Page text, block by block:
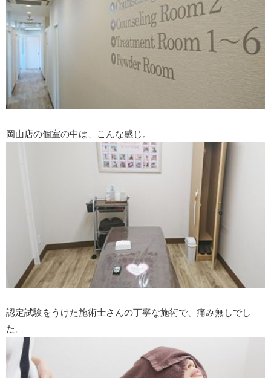
岡山店の個室の中は、こんな感じ。
認定試験をうけた施術士さんの丁寧な施術で、痛み無しでし
た。